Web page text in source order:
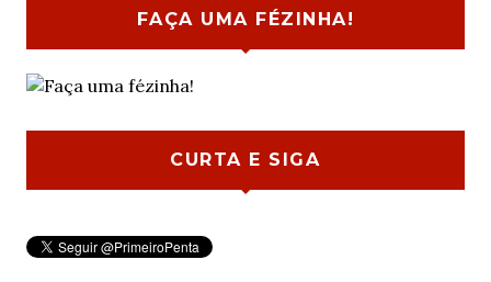
FAÇA UMA FÉZINHA!
CURTA E SIGA